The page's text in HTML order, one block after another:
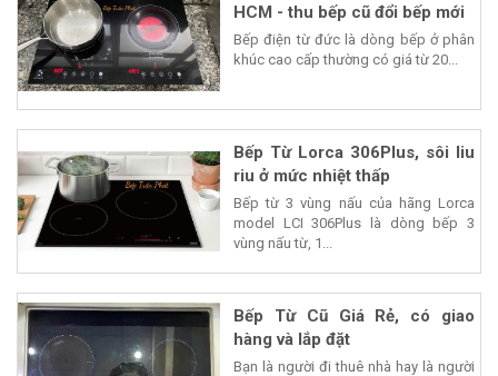
HCM - thu bếp cũ đổi bếp mới
Bếp điện từ đức là dòng bếp ở phân
khúc cao cấp thường có giá từ 20...
Bếp Từ Lorca 306Plus, sôi liu
riu ở mức nhiệt thấp
Bếp từ 3 vùng nấu của hãng Lorca
model LCI 306Plus là dòng bếp 3
vùng nấu từ, 1...
Bếp Từ Cũ Giá Rẻ, có giao
hàng và lắp đặt
Bạn là người đi thuê nhà hay là người